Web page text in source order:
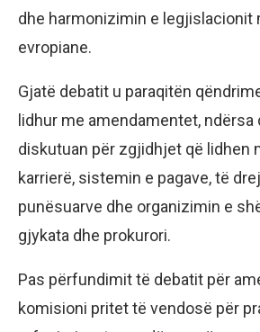
dhe harmonizimin e legjislacionit
evropiane.
Gjatë debatit u paraqitën
lidhur me amendamentet,
diskutuan për zgjidhjet që lidhen
karrierë, sistemin e pagave, të
punësuarve dhe organizimin e
gjykata dhe prokurori.
Pas përfundimit të debatit për
komisioni pritet të vendosë për